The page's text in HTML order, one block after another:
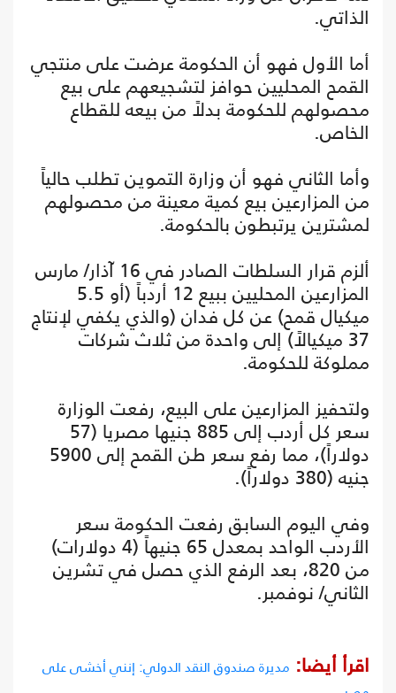
الذاتي.
أما الأول فهو أن الحكومة عرضت على منتجي
القمح المحليين حوافز لتشجيعهم على بيع
محصولهم للحكومة بدلاً من بيعه للقطاع
الخاص.
وأما الثاني فهو أن وزارة التموين تطلب حالياً
من المزارعين بيع كمية معينة من محصولهم
لمشترين يرتبطون بالحكومة.
ألزم قرار السلطات الصادر في 16 آذار/ مارس
المزارعين المحليين ببيع 12 أردباً (أو 5.5
ميكيال قمح) عن كل فدان (والذي يكفي لإنتاج
37 ميكيالاً) إلى واحدة من ثلاث شركات
مملوكة للحكومة.
ولتحفيز المزارعين على البيع، رفعت الوزارة
سعر كل أردب إلى 885 جنيها مصريا (57
دولاراً)، مما رفع سعر طن القمح إلى 5900
جنيه (380 دولاراً).
وفي اليوم السابق رفعت الحكومة سعر
الأردب الواحد بمعدل 65 جنيهاً (4 دولارات)
من 820، بعد الرفع الذي حصل في تشرين
الثاني/ نوفمبر.
اقرأ أيضا: مديرة صندوق النقد الدولي: إنني أخشى على